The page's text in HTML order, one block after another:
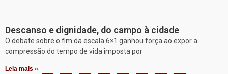
Descanso e dignidade, do campo à cidade
O debate sobre o fim da escala 6×1 ganhou força ao expor a
compressão do tempo de vida imposta por
Leia mais »